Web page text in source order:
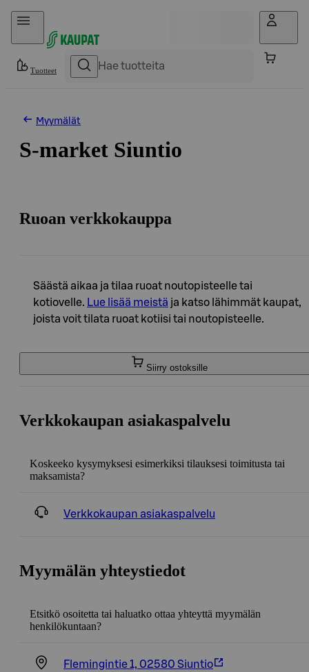
Hyppää sisältöön
Tuotteet
Myymälät
S-market Siuntio
Ruoan verkkokauppa
Säästä aikaa ja tilaa ruoat noutopisteelle tai
kotiovelle. Lue lisää meistä ja katso lähimmät kaupat,
joista voit tilata ruoat kotiisi tai noutopisteelle.
Siirry ostoksille
Verkkokaupan asiakaspalvelu
Koskeeko kysymyksesi esimerkiksi tilauksesi toimitusta tai
maksamista?
Verkkokaupan asiakaspalvelu
Myymälän yhteystiedot
Etsitkö osoitetta tai haluatko ottaa yhteyttä myymälän
henkilökuntaan?
Flemingintie 1, 02580 Siuntio